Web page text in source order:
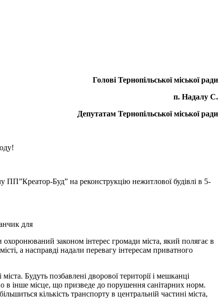
Голові Тернопільської міської ради
п. Надалу С.
Депутатам Тернопільської міської ради
ПП”Креатор-Буд” на реконструкцію нежитлової будівлі в 5-
для
законом інтерес громади міста, який полягає в
а насправді надали перевагу інтересам приватного
Будуть позбавлені дворової території і мешканці
в інше місце, що призведе до порушення санітарних норм.
кількість транспорту в центральній частині міста,